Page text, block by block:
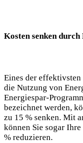
Kosten senken
Eines der
die Nutzung von
Energiespar-
bezeichnet werden,
zu 15 % senken. Mit
können Sie sogar
% reduzieren.